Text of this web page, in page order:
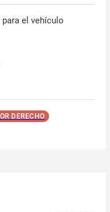
para el vehículo
DERECHO